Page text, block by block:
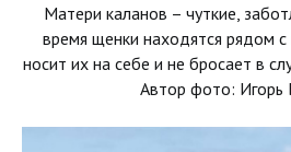
Матери каланов – чуткие,
время щенки находятся рядом
носит их на себе и не бросает в
Автор фото: Игорь